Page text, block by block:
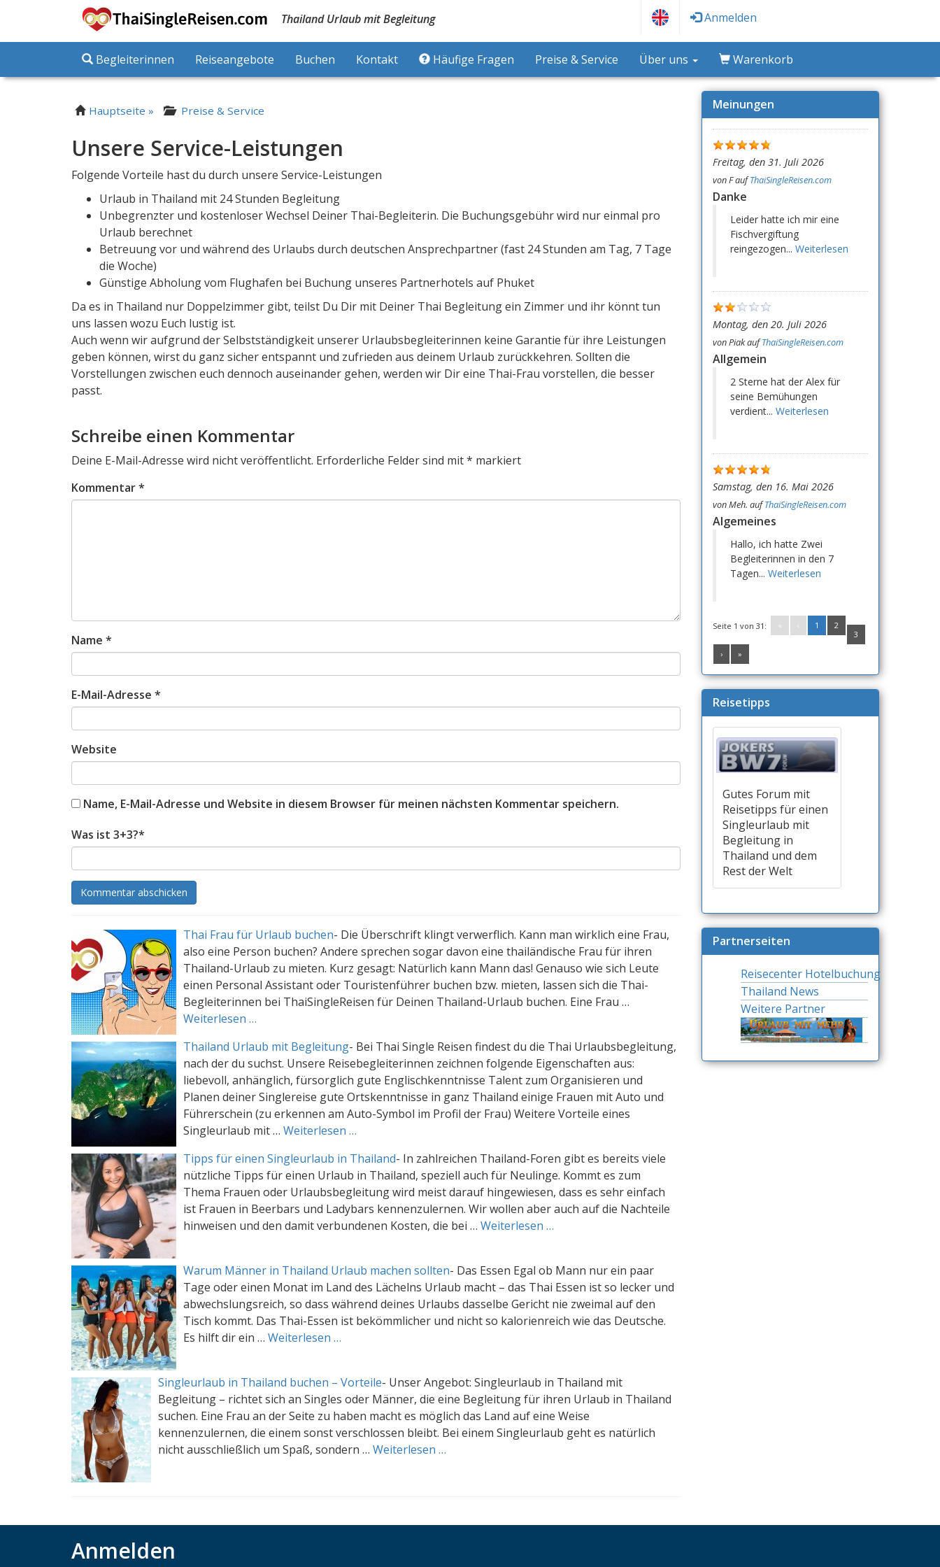
Thailand Urlaub mit Begleitung Anmelden
Begleiterinnen Reiseangebote Buchen Kontakt Häufige Fragen Preise & Service Über uns Warenkorb
Hauptseite » Preise & Service
Unsere Service-Leistungen
Folgende Vorteile hast du durch unsere Service-Leistungen
Urlaub in Thailand mit 24 Stunden Begleitung
Unbegrenzter und kostenloser Wechsel Deiner Thai-Begleiterin. Die Buchungsgebühr wird nur einmal pro
Urlaub berechnet
Betreuung vor und während des Urlaubs durch deutschen Ansprechpartner (fast 24 Stunden am Tag, 7 Tage
die Woche)
Günstige Abholung vom Flughafen bei Buchung unseres Partnerhotels auf Phuket
Da es in Thailand nur Doppelzimmer gibt, teilst Du Dir mit Deiner Thai Begleitung ein Zimmer und ihr könnt tun
uns lassen wozu Euch lustig ist.
Auch wenn wir aufgrund der Selbstständigkeit unserer Urlaubsbegleiterinnen keine Garantie für ihre Leistungen
geben können, wirst du ganz sicher entspannt und zufrieden aus deinem Urlaub zurückkehren. Sollten die
Vorstellungen zwischen euch dennoch auseinander gehen, werden wir Dir eine Thai-Frau vorstellen, die besser
passt.
Schreibe einen Kommentar
Deine E-Mail-Adresse wird nicht veröffentlicht. Erforderliche Felder sind mit* markiert
Kommentar*
Name *
E-Mail-Adresse *
Website
Name, E-Mail-Adresse und Website in diesem Browser für meinen nächsten Kommentar speichern.
Was ist 3+3?*
Thai Frau für Urlaub buchen- Die Überschrift klingt verwerflich. Kann man wirklich eine Frau,
also eine Person buchen? Andere sprechen sogar davon eine thailändische Frau für ihren
Thailand-Urlaub zu mieten. Kurz gesagt: Natürlich kann Mann das! Genauso wie sich Leute
einen Personal Assistant oder Touristenführer buchen bzw. mieten, lassen sich die Thai-
Begleiterinnen bei ThaiSingleReisen für Deinen Thailand-Urlaub buchen. Eine Frau …
Weiterlesen …
Thailand Urlaub mit Begleitung- Bei Thai Single Reisen findest du die Thai Urlaubsbegleitung,
nach der du suchst. Unsere Reisebegleiterinnen zeichnen folgende Eigenschaften aus:
liebevoll, anhänglich, fürsorglich gute Englischkenntnisse Talent zum Organisieren und
Planen deiner Singlereise gute Ortskenntnisse in ganz Thailand einige Frauen mit Auto und
Führerschein (zu erkennen am Auto-Symbol im Profil der Frau) Weitere Vorteile eines
Singleurlaub mit … Weiterlesen …
Tipps für einen Singleurlaub in Thailand- In zahlreichen Thailand-Foren gibt es bereits viele
nützliche Tipps für einen Urlaub in Thailand, speziell auch für Neulinge. Kommt es zum
Thema Frauen oder Urlaubsbegleitung wird meist darauf hingewiesen, dass es sehr einfach
ist Frauen in Beerbars und Ladybars kennenzulernen. Wir wollen aber auch auf die Nachteile
hinweisen und den damit verbundenen Kosten, die bei … Weiterlesen …
Warum Männer in Thailand Urlaub machen sollten- Das Essen Egal ob Mann nur ein paar
Tage oder einen Monat im Land des Lächelns Urlaub macht – das Thai Essen ist so lecker und
abwechslungsreich, so dass während deines Urlaubs dasselbe Gericht nie zweimal auf den
Tisch kommt. Das Thai-Essen ist bekömmlicher und nicht so kalorienreich wie das Deutsche.
Es hilft dir ein … Weiterlesen …
Singleurlaub in Thailand buchen – Vorteile- Unser Angebot: Singleurlaub in Thailand mit
Begleitung – richtet sich an Singles oder Männer, die eine Begleitung für ihren Urlaub in Thailand
suchen. Eine Frau an der Seite zu haben macht es möglich das Land auf eine Weise
kennenzulernen, die einem sonst verschlossen bleibt. Bei einem Singleurlaub geht es natürlich
nicht ausschließlich um Spaß, sondern … Weiterlesen …
Meinungen
Freitag, den 31. Juli 2026
vonFaufThaiSingleReisen.com
Danke
Leider hatte ich mir eine
Fischvergiftung
reingezogen... Weiterlesen
Montag, den 20. Juli 2026
vonPiakaufThaiSingleReisen.com
Allgemein
2 Sterne hat der Alex für
seine Bemühungen
verdient... Weiterlesen
Samstag, den 16. Mai 2026
vonMeh. aufThaiSingleReisen.com
Algemeines
Hallo, ich hatte Zwei
Begleiterinnen in den 7
Tagen... Weiterlesen
Seite 1 von 31: « ‹ 1
2
3
›
»
Reisetipps
Gutes Forum mit
Reisetipps für einen
Singleurlaub mit
Begleitung in
Thailand und dem
Rest der Welt
Partnerseiten
Reisecenter Hotelbuchung
Thailand News
Weitere Partner
Anmelden